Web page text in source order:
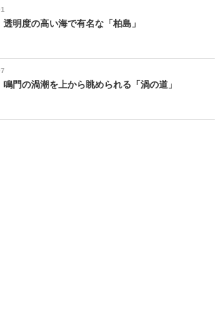
透明度の高い海で有名な「柏島」
鳴門の渦潮を上から眺められる「渦の道」